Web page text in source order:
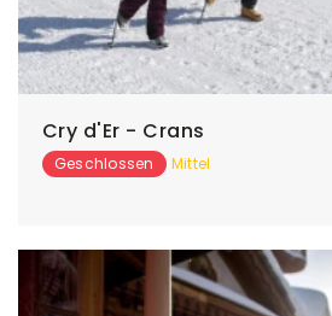
Cry d'Er - Crans
Geschlossen Mittel